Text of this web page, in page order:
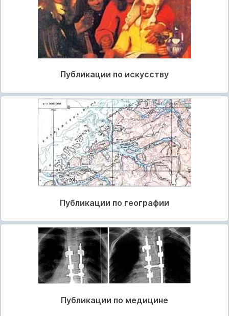
Публикации по искусству
Публикации по географии
Публикации по медицине